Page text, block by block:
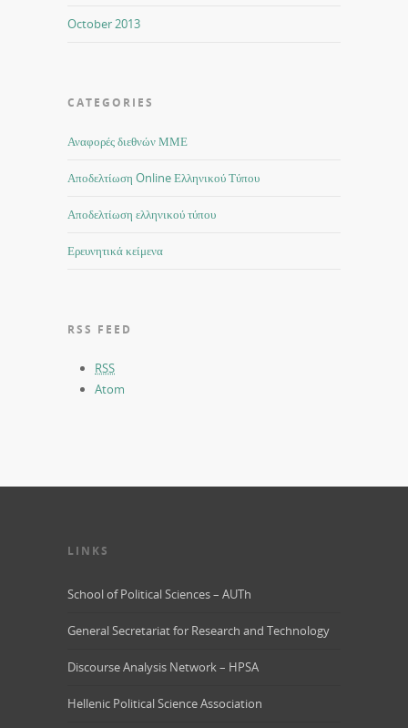
October 2013
CATEGORIES
Αναφορές διεθνών ΜΜΕ
Αποδελτίωση Online Ελληνικού Τύπου
Αποδελτίωση ελληνικού τύπου
Ερευνητικά κείμενα
RSS FEED
RSS
Atom
LINKS
School of Political Sciences – AUTh
General Secretariat for Research and Technology
Discourse Analysis Network – HPSA
Hellenic Political Science Association